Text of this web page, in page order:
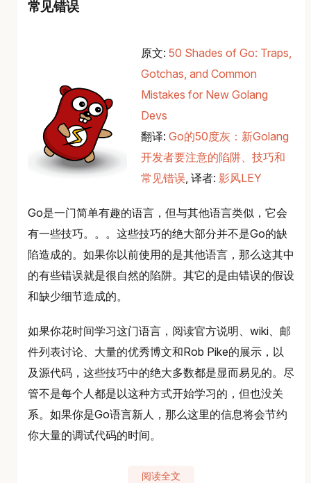
常见错误
原文:50 Shades of Go: Traps,
Gotchas, and Common
Mistakes for New Golang
Devs
翻译:Go的50度灰：新Golang
开发者要注意的陷阱、技巧和
常见错误, 译者:影风LEY
Go是一门简单有趣的语言，但与其他语言类似，它会
有一些技巧。。。这些技巧的绝大部分并不是Go的缺
陷造成的。如果你以前使用的是其他语言，那么这其中
的有些错误就是很自然的陷阱。其它的是由错误的假设
和缺少细节造成的。
如果你花时间学习这门语言，阅读官方说明、wiki、邮
件列表讨论、大量的优秀博文和Rob Pike的展示，以
及源代码，这些技巧中的绝大多数都是显而易见的。尽
管不是每个人都是以这种方式开始学习的，但也没关
系。如果你是Go语言新人，那么这里的信息将会节约
你大量的调试代码的时间。
阅读全文